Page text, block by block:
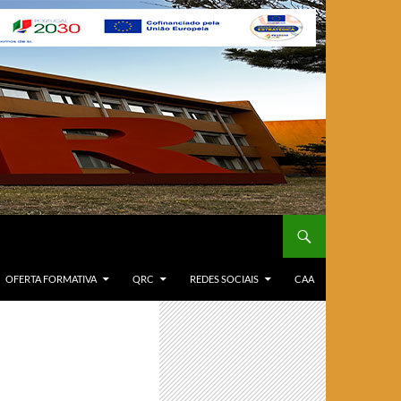
OFERTA FORMATIVA QRC REDES SOCIAIS CAA